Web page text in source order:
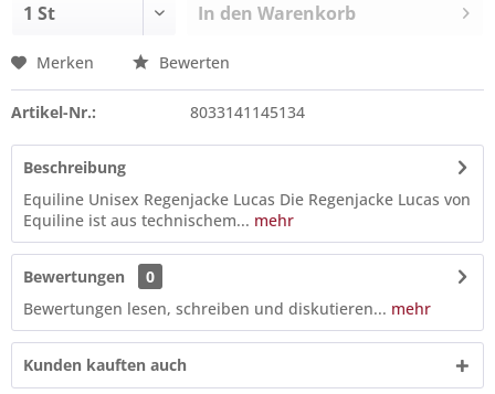
In den Warenkorb
Merken Bewerten
Artikel-Nr.: 8033141145134
Beschreibung
Equiline Unisex Regenjacke Lucas Die Regenjacke Lucas von
Equiline ist aus technischem... mehr
Bewertungen
0
Bewertungen lesen, schreiben und diskutieren... mehr
Kunden kauften auch